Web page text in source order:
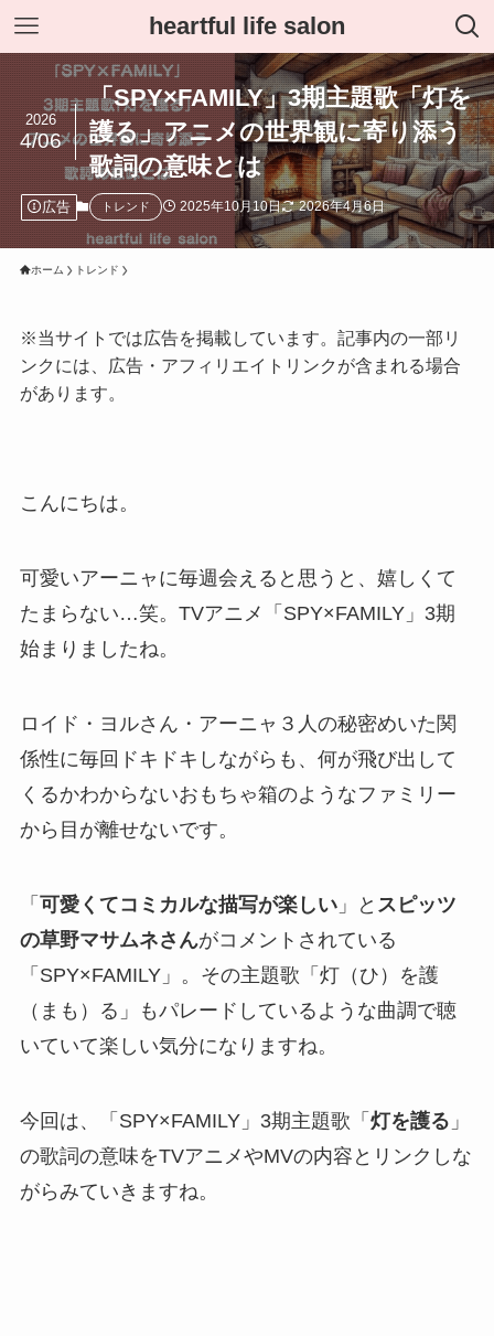
heartful life salon
「SPY×FAMILY」3期主題歌「灯を
護る」アニメの世界観に寄り添う
歌詞の意味とは
2026
4/06
広告 トレンド 2025年10月10日 2026年4月6日
ホーム トレンド
※当サイトでは広告を掲載しています。記事内の一部リ
ンクには、広告・アフィリエイトリンクが含まれる場合
があります。
こんにちは。
可愛いアーニャに毎週会えると思うと、嬉しくて
たまらない…笑。TVアニメ「SPY×FAMILY」3期
始まりましたね。
ロイド・ヨルさん・アーニャ３人の秘密めいた関
係性に毎回ドキドキしながらも、何が飛び出して
くるかわからないおもちゃ箱のようなファミリー
から目が離せないです。
「 可愛くてコミカルな描写が楽しい」と スピッツ
の草野マサムネさんがコメントされている
「SPY×FAMILY」。その主題歌「灯（ひ）を護
（まも）る」もパレードしているような曲調で聴
いていて楽しい気分になりますね。
今回は、「SPY×FAMILY」3期主題歌「 灯を護る 」
の歌詞の意味をTVアニメやMVの内容とリンクしな
がらみていきますね。